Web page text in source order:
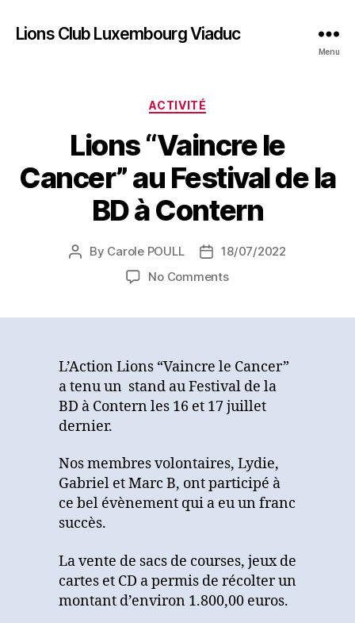
Lions Club Luxembourg Viaduc
Menu
Categories
ACTIVITÉ
Lions “Vaincre le
Cancer” au Festival de la
BD à Contern
Post
By Carole POULL
Post18/07/2022
No Commentson
au
Festival
de
la
Contern
L’Action Lions “Vaincre le Cancer”
a tenu un stand au Festival de la
BD à Contern les 16 et 17 juillet
dernier.
Nos membres volontaires, Lydie,
Gabriel et Marc B, ont participé à
ce bel évènement qui a eu un franc
succès.
La vente de sacs de courses, jeux de
cartes et CD a permis de récolter un
montant d’environ 1.800,00 euros.